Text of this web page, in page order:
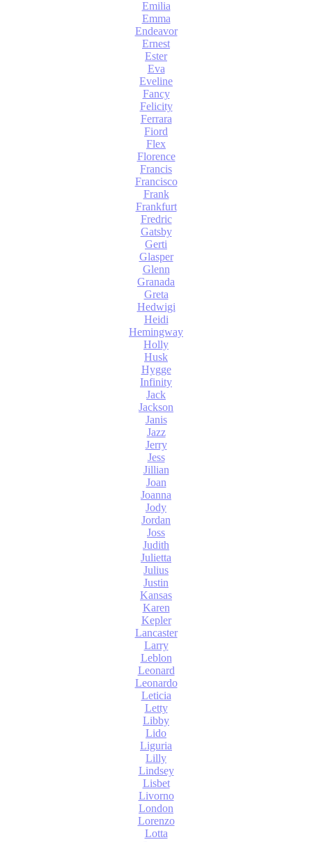
Emilia
Emma
Endeavor
Ernest
Ester
Eva
Eveline
Fancy
Felicity
Ferrara
Fiord
Flex
Florence
Francis
Francisco
Frank
Frankfurt
Fredric
Gatsby
Gerti
Glasper
Glenn
Granada
Greta
Hedwigi
Heidi
Hemingway
Holly
Husk
Hygge
Infinity
Jack
Jackson
Janis
Jazz
Jerry
Jess
Jillian
Joan
Joanna
Jody
Jordan
Joss
Judith
Julietta
Julius
Justin
Kansas
Karen
Kepler
Lancaster
Larry
Leblon
Leonard
Leonardo
Leticia
Letty
Libby
Lido
Liguria
Lilly
Lindsey
Lisbet
Livorno
London
Lorenzo
Lotta